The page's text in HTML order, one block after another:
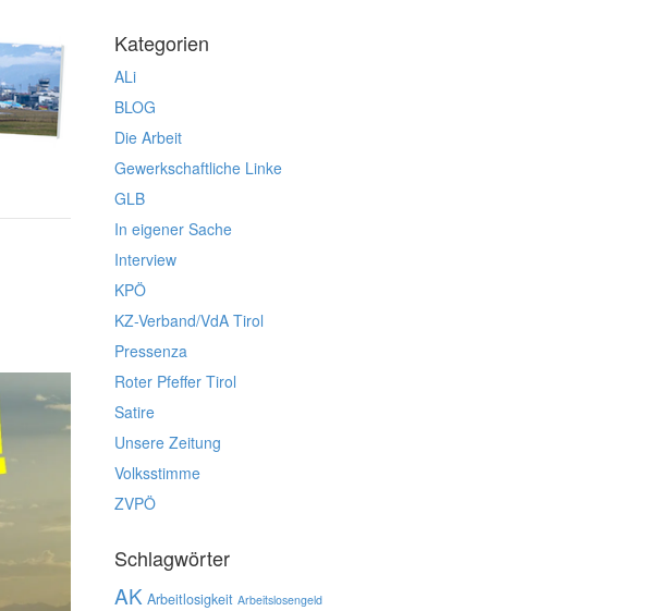
Kategorien
ALi
BLOG
Die Arbeit
Gewerkschaftliche Linke
GLB
In eigener Sache
Interview
KPÖ
KZ-Verband/VdA Tirol
Pressenza
Roter Pfeffer Tirol
Satire
Unsere Zeitung
Volksstimme
ZVPÖ
Schlagwörter
AK Arbeitlosigkeit Arbeitslosengeld